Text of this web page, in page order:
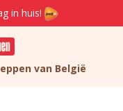
in huis!
van België